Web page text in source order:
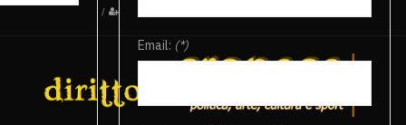
/
Email: (*)